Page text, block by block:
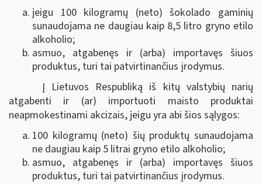
jeigu 100 kilogramų (neto) šokolado gaminių
sunaudojama ne daugiau kaip 8,5 litro gryno etilo
alkoholio;
asmuo, atgabenęs ir (arba) importavęs šiuos
produktus, turi tai patvirtinančius įrodymus.
Į Lietuvos Respubliką iš kitų valstybių narių
atgabenti ir (ar) importuoti maisto produktai
neapmokestinami akcizais, jeigu yra abi šios sąlygos:
100 kilogramų (neto) šių produktų sunaudojama
ne daugiau kaip 5 litrai gryno etilo alkoholio;
asmuo, atgabenęs ir (arba) importavęs šiuos
produktus, turi tai patvirtinančius įrodymus.